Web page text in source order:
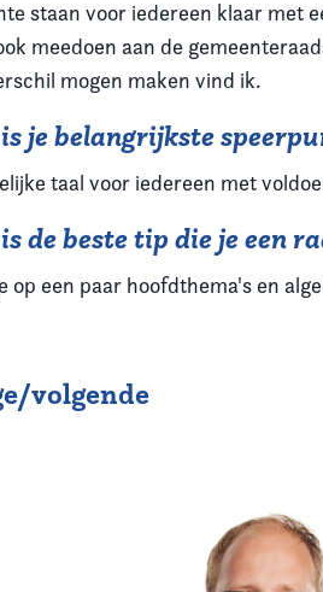
staan voor iedereen klaar met
meedoen aan de
mogen maken vind ik.
je belangrijkste
taal voor iedereen met
de beste tip die je een
op een paar hoofdthema's en
volgende